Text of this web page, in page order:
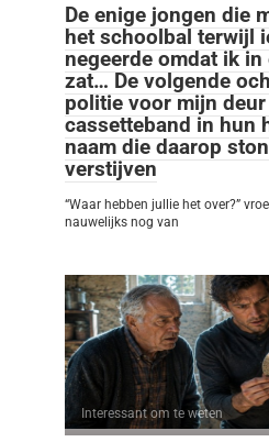
De enige jongen die
het schoolbal terwijl
negeerde omdat ik
zat… De volgende
politie voor mijn
cassetteband in hun
naam die daarop
verstijven
“Waar hebben jullie het over?”
nauwelijks nog van
Interessant om te weten